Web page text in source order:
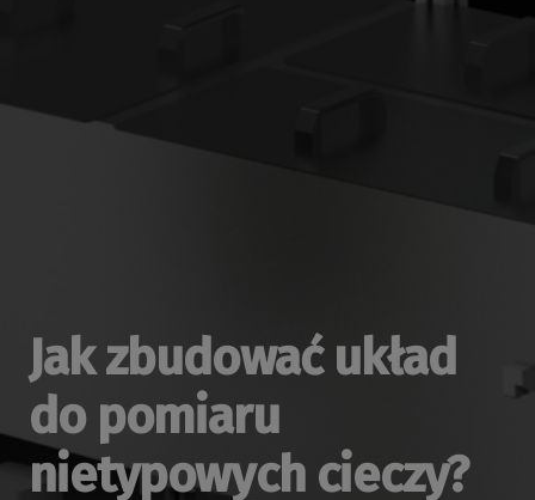
Jak zbudować układ
do pomiaru
nietypowych cieczy?